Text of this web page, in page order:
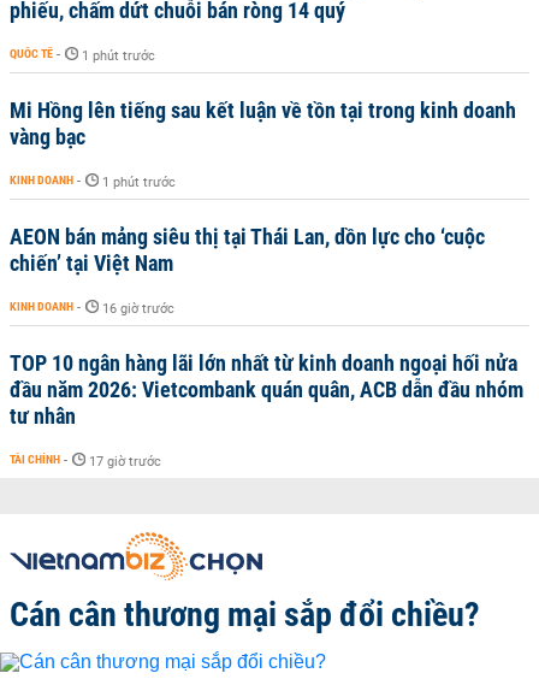
phiếu, chấm dứt chuỗi bán ròng 14 quý
QUỐC TẾ - 1 phút trước
Mi Hồng lên tiếng sau kết luận về tồn tại trong kinh doanh
vàng bạc
KINH DOANH - 1 phút trước
AEON bán mảng siêu thị tại Thái Lan, dồn lực cho ‘cuộc
chiến’ tại Việt Nam
KINH DOANH - 16 giờ trước
TOP 10 ngân hàng lãi lớn nhất từ kinh doanh ngoại hối nửa
đầu năm 2026: Vietcombank quán quân, ACB dẫn đầu nhóm
tư nhân
TÀI CHÍNH - 17 giờ trước
Cán cân thương mại sắp đổi chiều?